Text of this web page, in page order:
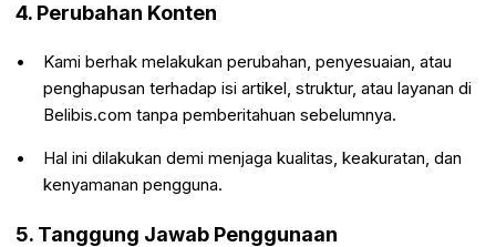
4. Perubahan Konten
Kami berhak melakukan perubahan, penyesuaian, atau
penghapusan terhadap isi artikel, struktur, atau layanan di
Belibis.com tanpa pemberitahuan sebelumnya.
Hal ini dilakukan demi menjaga kualitas, keakuratan, dan
kenyamanan pengguna.
5. Tanggung Jawab Penggunaan